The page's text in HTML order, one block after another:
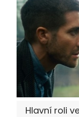
Hlavní roli